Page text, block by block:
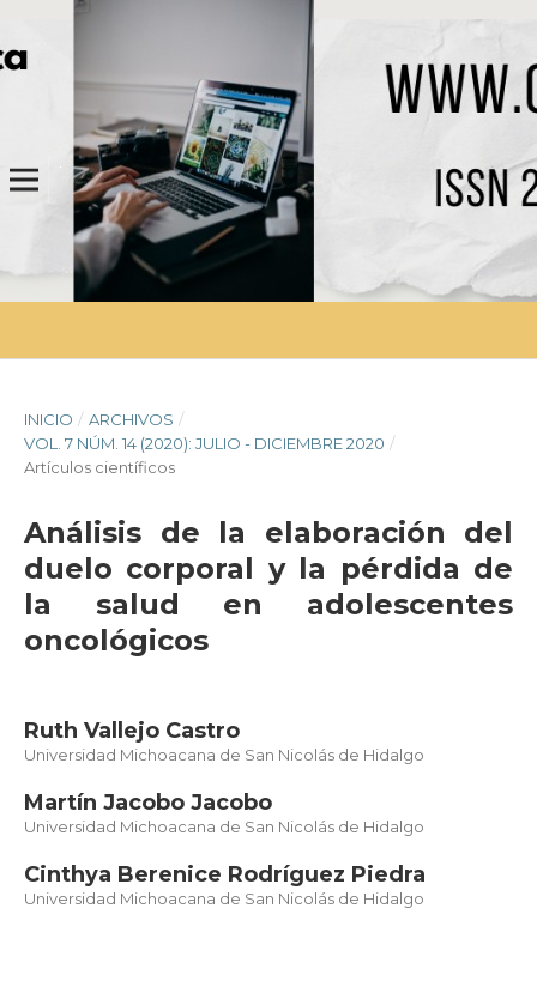
INICIO / ARCHIVOS /
VOL. 7 NÚM. 14 (2020): JULIO - DICIEMBRE 2020 /
Artículos científicos
Análisis de la elaboración del
duelo corporal y la pérdida de
la salud en adolescentes
oncológicos
Ruth Vallejo Castro
Universidad Michoacana de San Nicolás de Hidalgo
Martín Jacobo Jacobo
Universidad Michoacana de San Nicolás de Hidalgo
Cinthya Berenice Rodríguez Piedra
Universidad Michoacana de San Nicolás de Hidalgo